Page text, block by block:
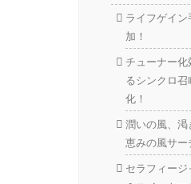
ライフゲイン
加！
チューナー化
るシンクロ召
化！
潤いの風、渇
恵みの風サー
セラフィージ